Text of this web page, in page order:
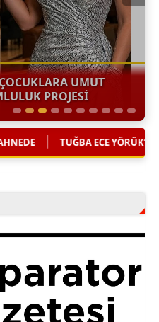
UMUT
PROJESİ
ÇOCUKLARA UMUT OLACAK